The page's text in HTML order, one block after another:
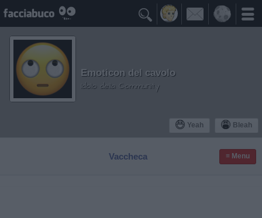

Yeah Bleah
Emoticon del cavolo
Idolo della Community
Vaccheca ≡ Menu